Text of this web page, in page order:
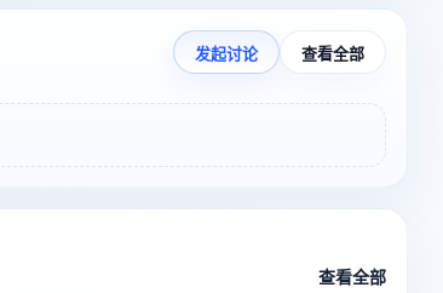
发起讨论 查看全部
查看全部